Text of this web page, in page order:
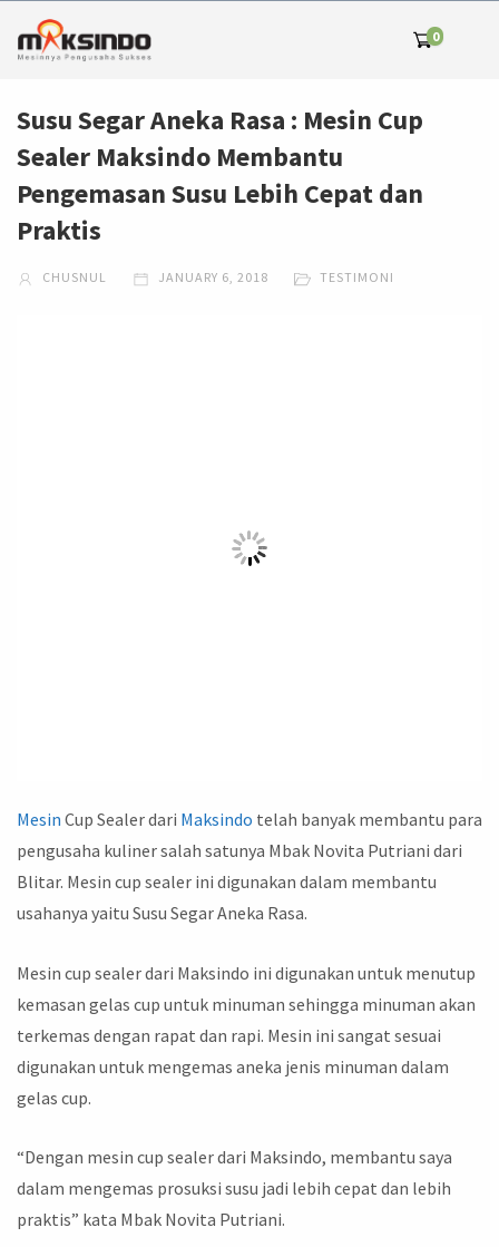
0
Susu Segar Aneka Rasa : Mesin Cup
Sealer Maksindo Membantu
Pengemasan Susu Lebih Cepat dan
Praktis
CHUSNUL JANUARY 6, 2018 TESTIMONI
Mesin Cup Sealer dari Maksindo telah banyak membantu para
pengusaha kuliner salah satunya Mbak Novita Putriani dari
Blitar. Mesin cup sealer ini digunakan dalam membantu
usahanya yaitu Susu Segar Aneka Rasa.
Mesin cup sealer dari Maksindo ini digunakan untuk menutup
kemasan gelas cup untuk minuman sehingga minuman akan
terkemas dengan rapat dan rapi. Mesin ini sangat sesuai
digunakan untuk mengemas aneka jenis minuman dalam
gelas cup.
“Dengan mesin cup sealer dari Maksindo, membantu saya
dalam mengemas prosuksi susu jadi lebih cepat dan lebih
praktis” kata Mbak Novita Putriani.